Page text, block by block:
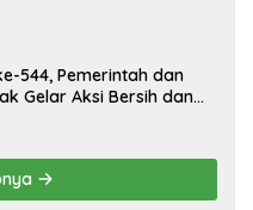
544, Pemerintah dan
Gelar Aksi Bersih dan